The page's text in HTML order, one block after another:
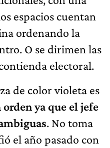
espacios cuentan
ordenando la
O se dirimen las
electoral.
de color violeta es
orden ya que el jefe
. No toma
el año pasado con